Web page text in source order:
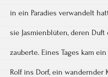
in ein Paradies verwandelt
sie Jasmienblüten, deren
zauberte. Eines Tages kam
Rolf ins Dorf, ein